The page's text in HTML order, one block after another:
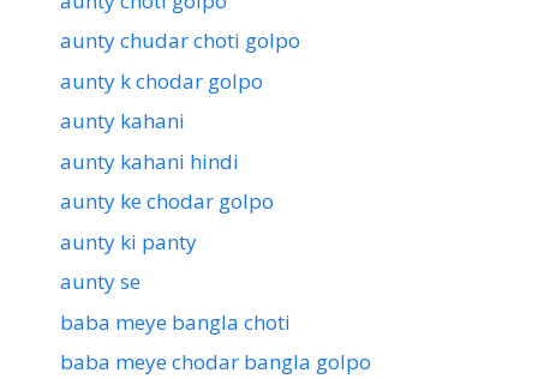
aunty chudar choti golpo
aunty k chodar golpo
aunty kahani
aunty kahani hindi
aunty ke chodar golpo
aunty ki panty
aunty se
baba meye bangla choti
baba meye chodar bangla golpo